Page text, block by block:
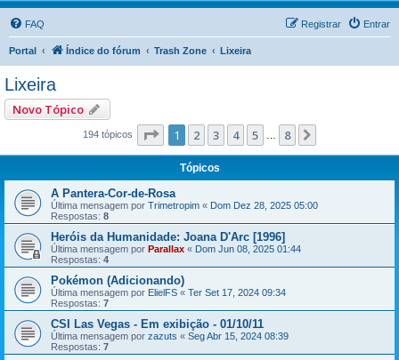
FAQ Entrar
Registrar
Portal Índice do fórum Trash Zone Lixeira
Lixeira
Novo Tópico
194 tópicos Página de 8
1 2 3 4 5 8
Tópicos
A Pantera-Cor-de-Rosa
Última mensagem por Trimetropim « Dom Dez 28, 2025 05:00
Respostas: 8
Heróis da Humanidade: Joana D'Arc [1996]
Última mensagem por Parallax « Dom Jun 08, 2025 01:44
Respostas: 4
Pokémon (Adicionando)
Última mensagem por ElielFS « Ter Set 17, 2024 09:34
Respostas: 7
CSI Las Vegas - Em exibição - 01/10/11
Última mensagem por zazuts « Seg Abr 15, 2024 08:39
Respostas: 7